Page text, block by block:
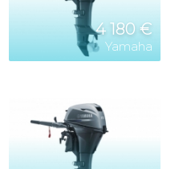
4 180 €
Yamaha